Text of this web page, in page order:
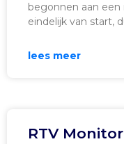
begonnen aan
eindelijk van start,
lees meer
RTV